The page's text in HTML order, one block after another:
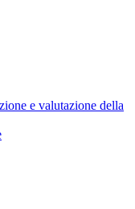
e valutazione della